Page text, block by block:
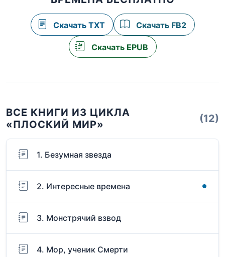
Скачать TXT Скачать FB2
Скачать EPUB
ВСЕ КНИГИ ИЗ ЦИКЛА
«ПЛОСКИЙ МИР»
(12)
1. Безумная звезда
2. Интересные времена
3. Монстрячий взвод
4. Мор, ученик Смерти